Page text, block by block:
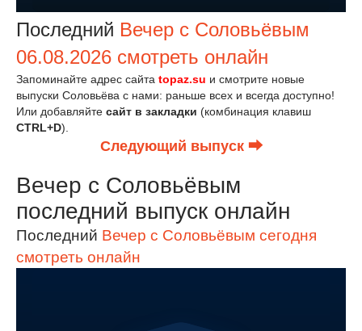
Последний Вечер с Соловьёвым
06.08.2026 смотреть онлайн
Запоминайте адрес сайта topaz.su и смотрите новые
выпуски Соловьёва с нами: раньше всех и всегда доступно!
Или добавляйте сайт в закладки (комбинация клавиш
CTRL+D).
Следующий выпуск ⮕
Вечер с Соловьёвым
последний выпуск онлайн
Последний Вечер с Соловьёвым сегодня
смотреть онлайн